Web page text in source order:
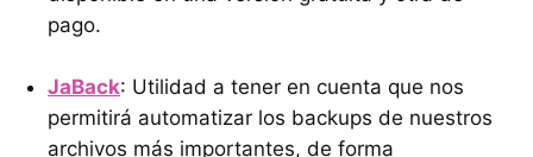
pago.
JaBack: Utilidad a tener en cuenta que nos
permitirá automatizar los backups de nuestros
archivos más importantes, de forma